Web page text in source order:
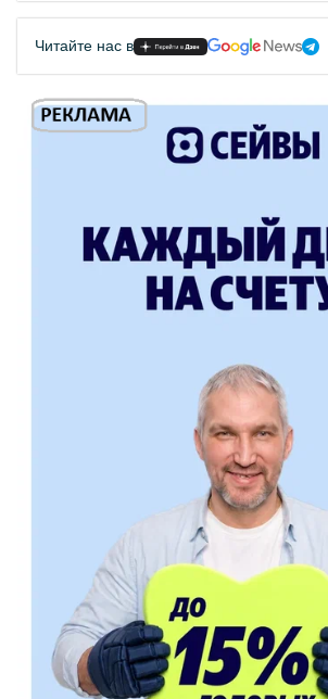
Читайте нас в